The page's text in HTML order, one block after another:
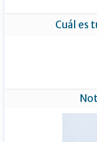
Cuál es